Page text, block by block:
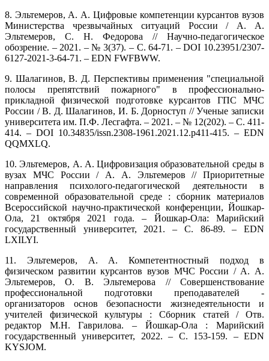
8. Эльтемеров, А. А. Цифровые компетенции курсантов вузов
Министерства чрезвычайных ситуаций России / А. А.
Эльтемеров, С. Н. Федорова // Научно-педагогическое
обозрение. – 2021. – № 3(37). – С. 64-71. – DOI 10.23951/2307-
6127-2021-3-64-71. – EDN FWFBWW.
9. Шалагинов, В. Д. Перспективы применения "специальной
полосы препятствий пожарного" в профессионально-
прикладной физической подготовке курсантов ГПС МЧС
России / В. Д. Шалагинов, И. Б. Дорноступ // Ученые записки
университета им. П.Ф. Лесгафта. – 2021. – № 12(202). – С. 411-
414. – DOI 10.34835/issn.2308-1961.2021.12.p411-415. – EDN
QQMXLQ.
10. Эльтемеров, А. А. Цифровизация образовательной среды в
вузах МЧС России / А. А. Эльтемеров // Приоритетные
направления психолого-педагогической деятельности в
современной образовательной среде : сборник материалов
Всероссийской научно-практической конференции, Йошкар-
Ола, 21 октября 2021 года. – Йошкар-Ола: Марийский
государственный университет, 2021. – С. 86-89. – EDN
LXILYI.
11. Эльтемеров, А. А. Компетентностный подход в
физическом развитии курсантов вузов МЧС России / А. А.
Эльтемеров, О. В. Эльтемерова // Совершенствование
профессиональной подготовки преподавателей -
организаторов основ безопасности жизнедеятельности и
учителей физической культуры : Сборник статей / Отв.
редактор М.Н. Гаврилова. – Йошкар-Ола : Марийский
государственный университет, 2022. – С. 153-159. – EDN
KYSJOM.